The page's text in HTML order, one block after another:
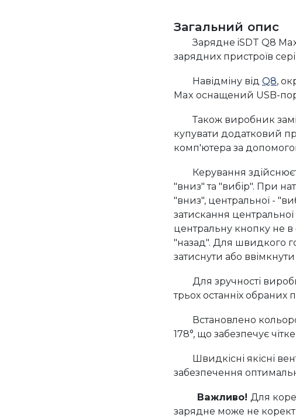
Загальний опис
Зарядне iSDT Q8
зарядних пристроїв
Навідміну від Q8,
Max оснащений USB-
Також виробник
купувати додатковий
комп'ютера за
Керування
"вниз" та "вибір". При
"вниз", центральної -
затискання
центральну кнопку не
"назад". Для швидкого
затиснути або
Для зручності
трьох останніх обраних
Встановлено
178°, що забезпечує
Швидкісні якісні
забезпечення
Важливо! Для
зарядне може не